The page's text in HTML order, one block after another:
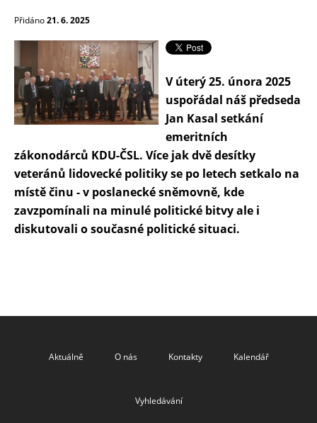
Přidáno21. 6. 2025
V úterý 25. února 2025
uspořádal náš předseda
Jan Kasal setkání
emeritních
zákonodárců KDU-ČSL. Více jak dvě desítky
veteránů lidovecké politiky se po letech setkalo na
místě činu - v poslanecké sněmovně, kde
zavzpomínali na minulé politické bitvy ale i
diskutovali o současné politické situaci.
Aktuálně O nás Kontakty Kalendář
Vyhledávání